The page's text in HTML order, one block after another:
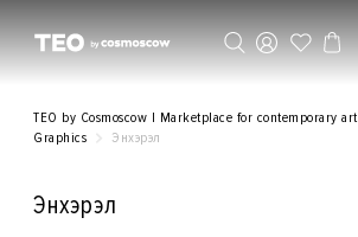
TEO by Cosmoscow | Marketplace for contemporary art
Graphics
Энхэрэл
Энхэрэл